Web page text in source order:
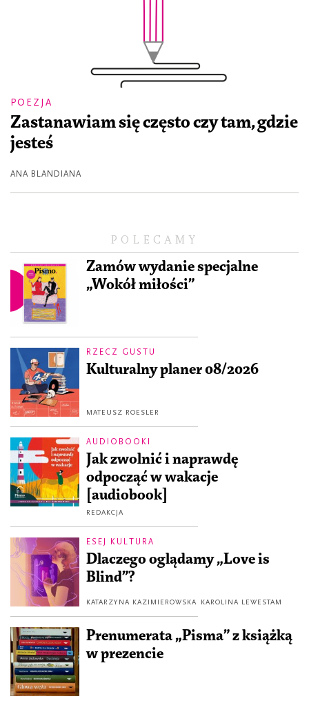
POLECAMY
Zamów wydanie specjalne
„Wokół miłości”
RZECZ GUSTU
Kulturalny planer 08/2026
MATEUSZ ROESLER
AUDIOBOOKI
Jak zwolnić i naprawdę
odpocząć w wakacje
[audiobook]
REDAKCJA
ESEJ KULTURA
Dlaczego oglądamy „Love is
Blind”?
KATARZYNA KAZIMIEROWSKA KAROLINA LEWESTAM
Prenumerata „Pisma” z książką
w prezencie
POEZJA
Zastanawiam się często czy tam, gdzie
jesteś
ANA BLANDIANA